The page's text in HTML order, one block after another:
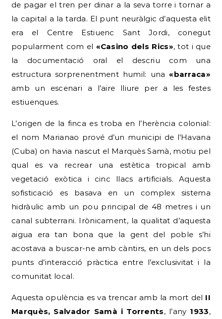
de pagar el tren per dinar a la seva torre i tornar a
la capital a la tarda. El punt neuràlgic d’aquesta elit
era el Centre Estiuenc Sant Jordi, conegut
popularment com el «Casino dels Rics», tot i que
la documentació oral el descriu com una
estructura sorprenentment humil: una«barraca»
amb un escenari a l’aire lliure per a les festes
estiuenques.
L’origen de la finca es troba en l’herència colonial:
el nom Marianao prové d’un municipi de l’Havana
(Cuba) on havia nascut el Marquès Samà, motiu pel
qual es va recrear una estètica tropical amb
vegetació exòtica i cinc llacs artificials. Aquesta
sofisticació es basava en un complex sistema
hidràulic amb un pou principal de 48 metres i un
canal subterrani. Irònicament, la qualitat d’aquesta
aigua era tan bona que la gent del poble s’hi
acostava a buscar-ne amb càntirs, en un dels pocs
punts d’interacció pràctica entre l’exclusivitat i la
comunitat local.
Aquesta opulència es va trencar amb la mort del II
Marquès, Salvador Samà i Torrents, l’any 1933,